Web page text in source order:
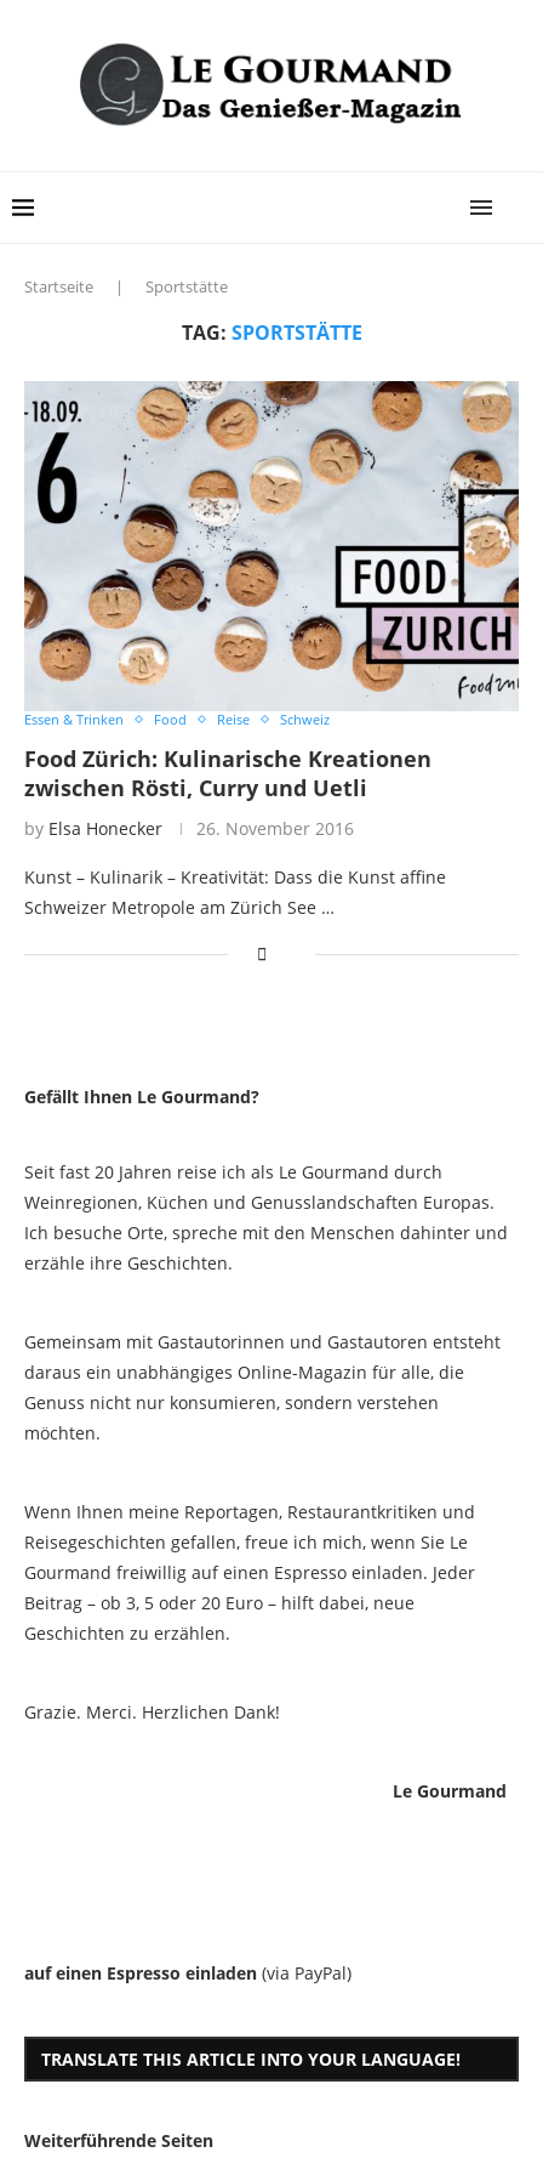
Startseite | Sportstätte
TAG: SPORTSTÄTTE
Essen & Trinken Food Reise Schweiz
Food Zürich: Kulinarische Kreationen
zwischen Rösti, Curry und Uetli
by Elsa Honecker 26. November 2016
Kunst – Kulinarik – Kreativität: Dass die Kunst affine
Schweizer Metropole am Zürich See …
Gefällt Ihnen Le Gourmand?
Seit fast 20 Jahren reise ich als Le Gourmand durch
Weinregionen, Küchen und Genusslandschaften Europas.
Ich besuche Orte, spreche mit den Menschen dahinter und
erzähle ihre Geschichten.
Gemeinsam mit Gastautorinnen und Gastautoren entsteht
daraus ein unabhängiges Online-Magazin für alle, die
Genuss nicht nur konsumieren, sondern verstehen
möchten.
Wenn Ihnen meine Reportagen, Restaurantkritiken und
Reisegeschichten gefallen, freue ich mich, wenn Sie Le
Gourmand freiwillig auf einen Espresso einladen. Jeder
Beitrag – ob 3, 5 oder 20 Euro – hilft dabei, neue
Geschichten zu erzählen.
Grazie. Merci. Herzlichen Dank!
Le Gourmand
auf einen Espresso einladen (via PayPal)
TRANSLATE THIS ARTICLE INTO YOUR LANGUAGE!
Weiterführende Seiten